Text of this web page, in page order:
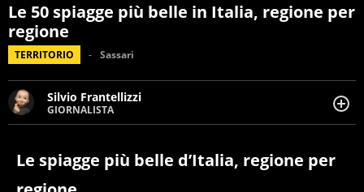
Le 50 spiagge più belle in Italia, regione per
regione
TERRITORIO Sassari
Silvio Frantellizzi
GIORNALISTA
Giornalista pubblicista. Da oltre dieci anni si occupa di
cronaca, motori, spettacolo e videogame.
Le spiagge più belle d’Italia, regione per